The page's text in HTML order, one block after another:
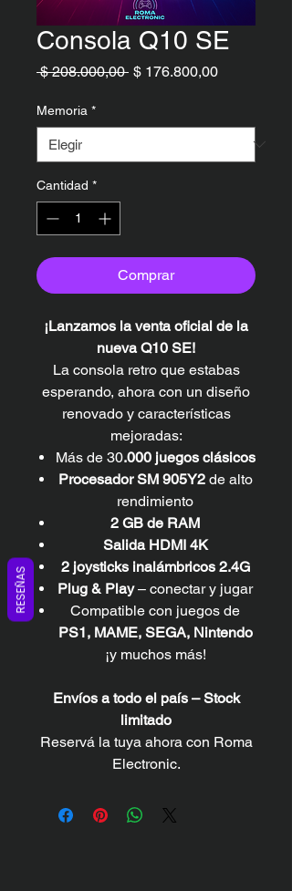
Consola Q10 SE
$ 208.000,00 Precio
$ 176.800,00Precio de
Memoria *
Cantidad *
Comprar
¡Lanzamos la venta oficial de la
nueva Q10 SE!
La consola retro que estabas
esperando, ahora con un diseño
renovado y características
mejoradas:
Más de 30.000 juegos clásicos
Procesador SM 905Y2de alto
rendimiento
2 GB de RAM
Salida HDMI 4K
2 joysticks inalámbricos 2.4G
Plug & Play– conectar y jugar
Compatible con juegos de
PS1, MAME, SEGA, Nintendo
¡y muchos más!
Envíos a todo el país – Stock
limitado
Reservá la tuya ahora con Roma
Electronic.
RESEÑAS